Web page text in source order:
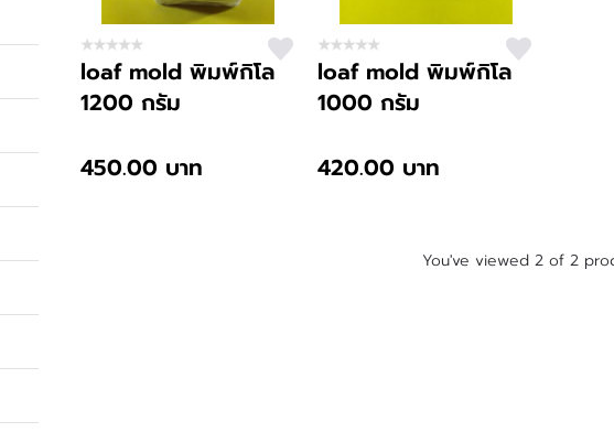
loaf mold พิมพ์กิโล
1200 กรัม
450.00 บาท
loaf mold พิมพ์กิโล
1000 กรัม
420.00 บาท
You've viewed 2 of 2